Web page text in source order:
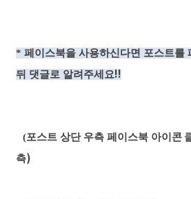
* 페이스북을 사용하신다면 포스트를
뒤 댓글로 알려주세요!!
(포스트 상단 우측 페이스북 아이콘
측)